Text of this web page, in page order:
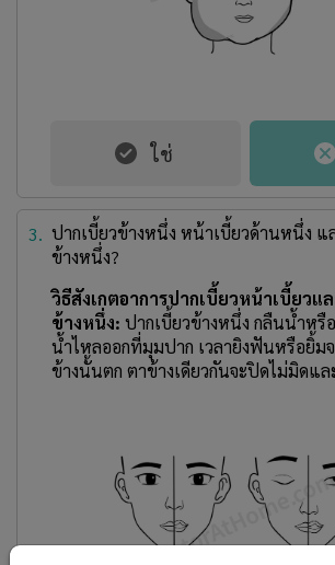
3. ปากเบี้ยวข้างหนึ่ง หน้าเบี้ยวด้านหนึ่ง แ
ข้างหนึ่ง?
วิธีสังเกตอาการปากเบี้ยวหน้าเบี้ยวแ
ข้างหนึ่ง: ปากเบี้ยวข้างหนึ่ง กลืนน้ำหรื
น้ำไหลออกที่มุมปาก เวลายิงฟันหรือยิ้ม
ข้างนั้นตก ตาข้างเดียวกันจะปิดไม่มิดแล